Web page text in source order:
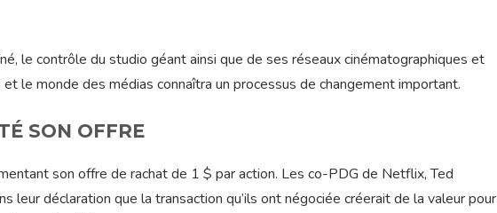
le contrôle du studio géant ainsi que de ses réseaux cinématographiques et
le monde des médias connaîtra un processus de changement important.
SON OFFRE
son offre de rachat de 1 $ par action. Les co-PDG de Netflix, Ted
leur déclaration que la transaction qu’ils ont négociée créerait de la valeur pour